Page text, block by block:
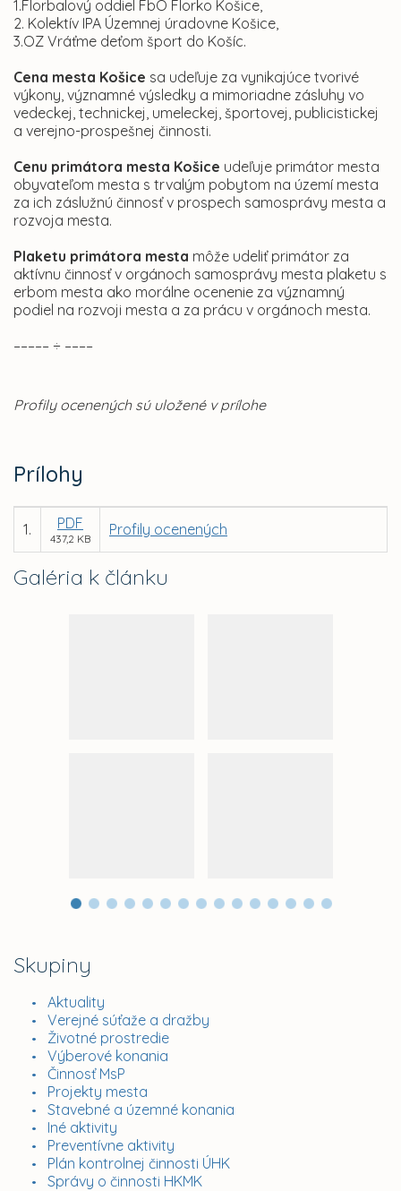
Galéria k článku
Skupiny
Aktuality
Verejné súťaže a dražby
Životné prostredie
Výberové konania
Činnosť MsP
Projekty mesta
Stavebné a územné konania
Iné aktivity
Preventívne aktivity
Plán kontrolnej činnosti ÚHK
Správy o činnosti HKMK
1.Florbalový oddiel FbO Florko Košice,
2. Kolektív IPA Územnej úradovne Košice,
3.OZ Vráťme deťom šport do Košíc.
Cena mesta Košice sa udeľuje za vynikajúce tvorivé
výkony, významné výsledky a mimoriadne zásluhy vo
vedeckej, technickej, umeleckej, športovej, publicistickej
a verejno-prospešnej činnosti.
Cenu primátora mesta Košice udeľuje primátor mesta
obyvateľom mesta s trvalým pobytom na území mesta
za ich záslužnú činnosť v prospech samosprávy mesta a
rozvoja mesta.
Plaketu primátora mesta môže udeliť primátor za
aktívnu činnosť v orgánoch samosprávy mesta plaketu s
erbom mesta ako morálne ocenenie za významný
podiel na rozvoji mesta a za prácu v orgánoch mesta.
––––– ÷ ––––
Profily ocenených sú uložené v prílohe
Prílohy
1. PDF
437,2 KB
Profily ocenených